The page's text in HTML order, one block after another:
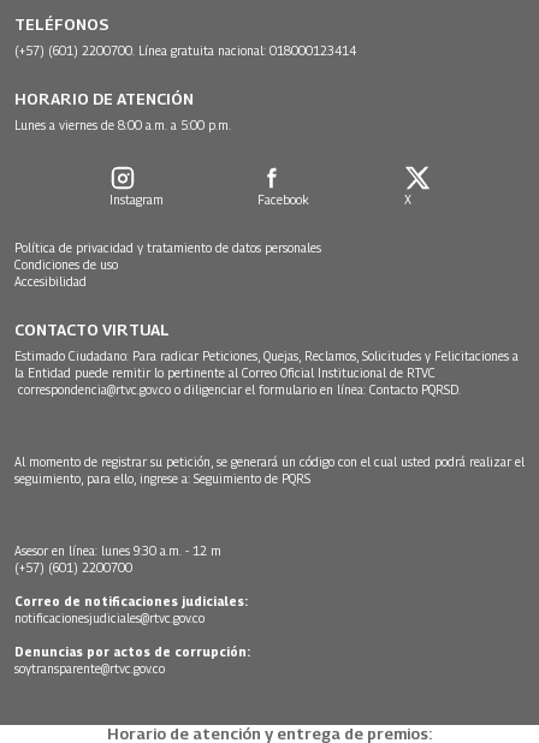
TELÉFONOS
(+57) (601) 2200700. Línea gratuita nacional: 018000123414
HORARIO DE ATENCIÓN
Lunes a viernes de 8:00 a.m. a 5:00 p.m.
Instagram Facebook X
Política de privacidad y tratamiento de datos personales
Condiciones de uso
Accesibilidad
CONTACTO VIRTUAL
Estimado Ciudadano: Para radicar Peticiones, Quejas, Reclamos, Solicitudes y Felicitaciones a
la Entidad puede remitir lo pertinente al Correo Oficial Institucional de RTVC
correspondencia@rtvc.gov.co o diligenciar el formulario en línea: Contacto PQRSD.
Al momento de registrar su petición, se generará un código con el cual usted podrá realizar el
seguimiento, para ello, ingrese a: Seguimiento de PQRS
Asesor en línea: lunes 9:30 a.m. - 12 m
(+57) (601) 2200700
Correo de notificaciones judiciales:
notificacionesjudiciales@rtvc.gov.co
Denuncias por actos de corrupción:
soytransparente@rtvc.gov.co
Horario de atención y entrega de premios: